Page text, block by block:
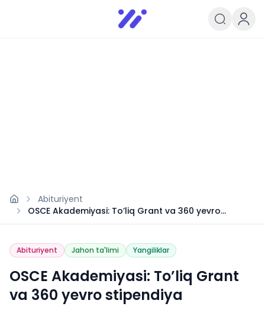
Infoedu
Ta&#039;lim xabarlari va
Abituriyent
OSCE Akademiyasi: To’liq Grant va 360 yevro
stipendiya
Abituriyent Jahon ta'limi Yangiliklar
OSCE Akademiyasi: To’liq Grant
va 360 yevro stipendiya